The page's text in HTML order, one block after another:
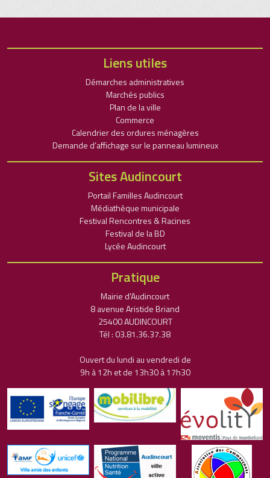
Liens utiles
Démarches administratives
Marchés publics
Plan de la ville
Commerce
Calendrier des ordures ménagères
Demande d’affichage sur le panneau lumineux
Sites Audincourt
Portail Familles Audincourt
Médiathèque municipale
Festival Rencontres & Racines
Festival de la BD
Lycée Audincourt
Pratique
Mairie d'Audincourt
8 avenue Aristide Briand
25400 AUDINCOURT
Tél : 03.81.36.37.38
Ouvert du lundi au vendredi de
9h à 12h et de 13h30 à 17h30